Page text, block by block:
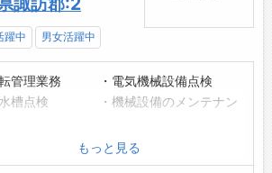
躍中 男女活躍中
転管理業務 ・電気機械設備点検
水槽点検 ・機械設備のメンテナン
ィルター清掃 ・設備巡視点検 等
内容の詳細は面接時に説明します
もっと見る